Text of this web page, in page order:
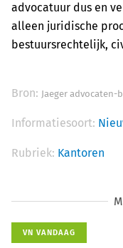
advocatuur dus en
alleen juridische
bestuursrechtelijk,
Bron: Jaeger
Informatiesoort:
Rubriek: Kantoren
VN VANDAAG